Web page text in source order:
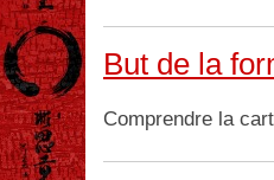
But de la
Comprendre la